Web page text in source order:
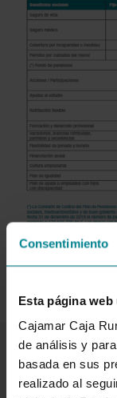
Consentimiento
Esta página
Cajamar Caja
de análisis y
basada en sus
realizado al
Enlaces